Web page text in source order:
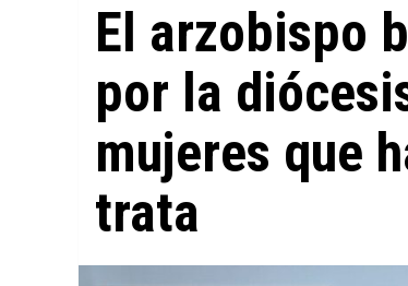
El arzobispo
por la
mujeres que
trata